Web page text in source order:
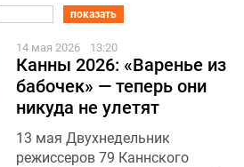
показать
14 мая 2026 13:20
Канны 2026: «Варенье из
бабочек» — теперь они
никуда не улетят
13 мая Двухнедельник
режиссеров 79 Каннского